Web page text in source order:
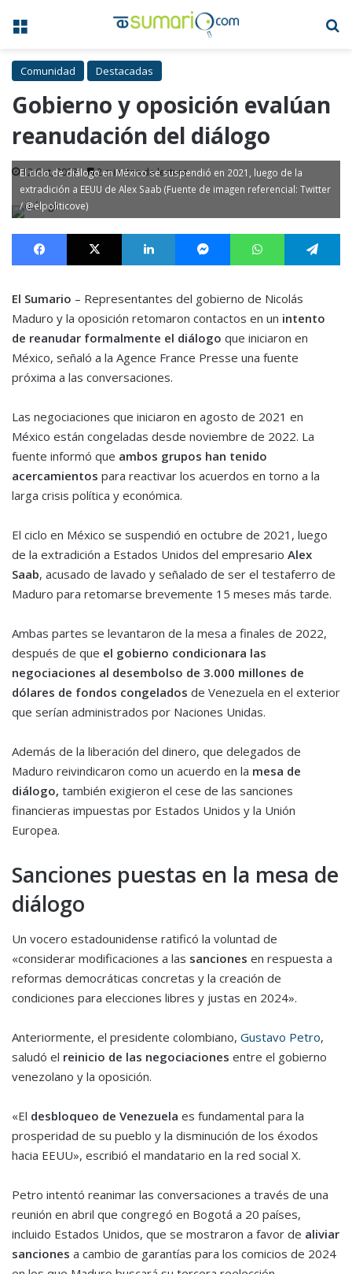
Menú
Comunidad Destacadas
Gobierno y oposición evalúan
reanudación del diálogo
12 Oct, 2023 2 minutos de lectura
El ciclo de diálogo en México se suspendió en 2021, luego de la
extradición a EEUU de Alex Saab (Fuente de imagen referencial: Twitter
/ @elpoliticove)
Facebook X LinkedIn MessengerWhatsApp
El Sumario – Representantes del gobierno de Nicolás
Maduro y la oposición retomaron contactos en un intento
de reanudar formalmente el diálogo que iniciaron en
México, señaló a la Agence France Presse una fuente
próxima a las conversaciones.
Las negociaciones que iniciaron en agosto de 2021 en
México están congeladas desde noviembre de 2022. La
fuente informó que ambos grupos han tenido
acercamientos para reactivar los acuerdos en torno a la
larga crisis política y económica.
El ciclo en México se suspendió en octubre de 2021, luego
de la extradición a Estados Unidos del empresario Alex
Saab, acusado de lavado y señalado de ser el testaferro de
Maduro para retomarse brevemente 15 meses más tarde.
Ambas partes se levantaron de la mesa a finales de 2022,
después de que el gobierno condicionara las
negociaciones al desembolso de 3.000 millones de
dólares de fondos congelados de Venezuela en el exterior
que serían administrados por Naciones Unidas.
Además de la liberación del dinero, que delegados de
Maduro reivindicaron como un acuerdo en la mesa de
diálogo, también exigieron el cese de las sanciones
financieras impuestas por Estados Unidos y la Unión
Europea.
Sanciones puestas en la mesa de
diálogo
Un vocero estadounidense ratificó la voluntad de
«considerar modificaciones a las sanciones en respuesta a
reformas democráticas concretas y la creación de
condiciones para elecciones libres y justas en 2024».
Anteriormente, el presidente colombiano, Gustavo Petro,
saludó el reinicio de las negociaciones entre el gobierno
venezolano y la oposición.
«El desbloqueo de Venezuela es fundamental para la
prosperidad de su pueblo y la disminución de los éxodos
hacia EEUU», escribió el mandatario en la red social X.
Petro intentó reanimar las conversaciones a través de una
reunión en abril que congregó en Bogotá a 20 países,
incluido Estados Unidos, que se mostraron a favor de aliviar
sanciones a cambio de garantías para los comicios de 2024